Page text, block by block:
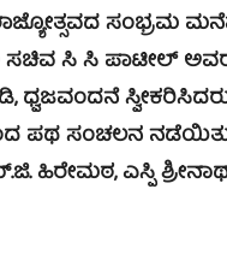
ಸಂಭ್ರಮ
ಸಚಿವ ಸಿ ಸಿ ಪಾಟೀಲ್
ಪಥ ಸಂಚಲನ
ಹಿರೇಮಠ, ಎಸ್ಪಿ